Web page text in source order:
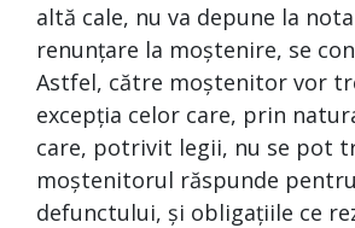
altă cale, nu va depune la
renunțare la moștenire, se
Astfel, către moștenitor vor
excepția celor care, prin
care, potrivit legii, nu se pot
moștenitorul răspunde
defunctului, și obligațiile ce